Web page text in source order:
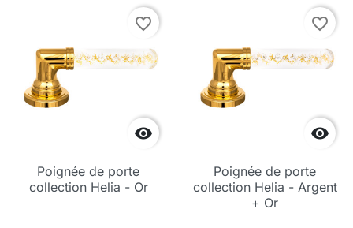

favorite_border
Poignée de porte
collection Helia - Or

favorite_border
Poignée de porte
collection Helia - Argent
+ Or